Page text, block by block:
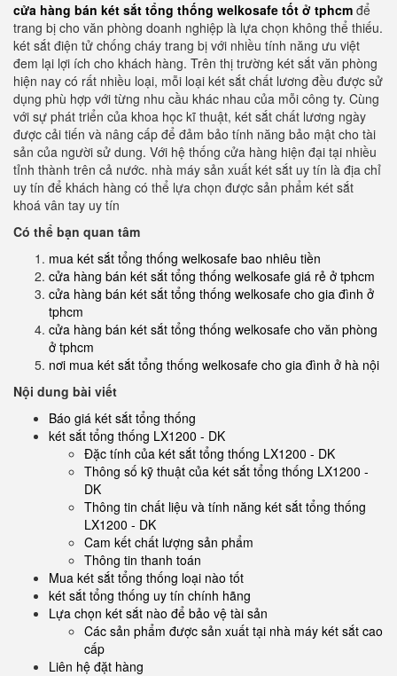
cửa hàng bán két sắt tổng thống welkosafe tốt ở tphcm để
trang bị cho văn phòng doanh nghiệp là lựa chọn không thể thiếu.
két sắt điện tử chống cháy trang bị với nhiều tính năng ưu việt
đem lại lợi ích cho khách hàng. Trên thị trường két sắt văn phòng
hiện nay có rất nhiều loại, mỗi loại két sắt chất lương đều được sử
dụng phù hợp với từng nhu cầu khác nhau của mỗi công ty. Cùng
với sự phát triển của khoa học kĩ thuật, két sắt chất lương ngày
được cải tiến và nâng cấp để đảm bảo tính năng bảo mật cho tài
sản của người sử dung. Với hệ thống cửa hàng hiện đại tại nhiều
tỉnh thành trên cả nước. nhà máy sản xuất két sắt uy tín là địa chỉ
uy tín để khách hàng có thể lựa chọn được sản phẩm két sắt
khoá vân tay uy tín
Có thể bạn quan tâm
mua két sắt tổng thống welkosafe bao nhiêu tiền
cửa hàng bán két sắt tổng thống welkosafe giá rẻ ở tphcm
cửa hàng bán két sắt tổng thống welkosafe cho gia đình ở
tphcm
cửa hàng bán két sắt tổng thống welkosafe cho văn phòng
ở tphcm
nơi mua két sắt tổng thống welkosafe cho gia đình ở hà nội
Nội dung bài viết
Báo giá két sắt tổng thống
két sắt tổng thống LX1200 - DK
Đặc tính của két sắt tổng thống LX1200 - DK
Thông số kỹ thuật của két sắt tổng thống LX1200 -
DK
Thông tin chất liệu và tính năng két sắt tổng thống
LX1200 - DK
Cam kết chất lượng sản phẩm
Thông tin thanh toán
Mua két sắt tổng thống loại nào tốt
két sắt tổng thống uy tín chính hãng
Lựa chọn két sắt nào để bảo vệ tài sản
Các sản phẩm được sản xuất tại nhà máy két sắt cao
cấp
Liên hệ đặt hàng